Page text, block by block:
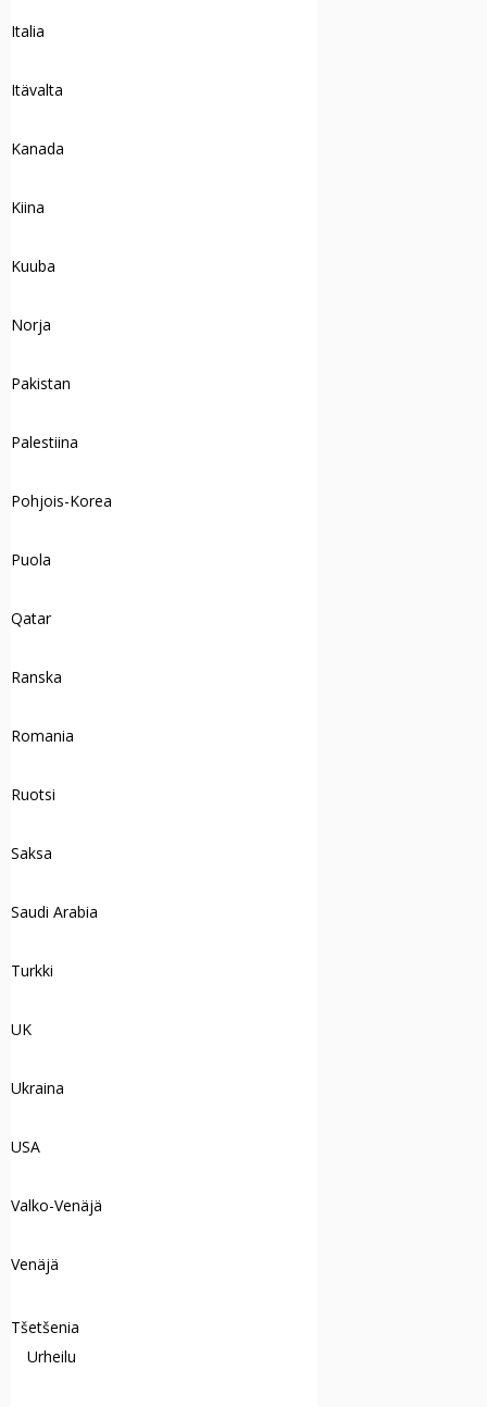
Italia
Itävalta
Kanada
Kiina
Kuuba
Norja
Pakistan
Palestiina
Pohjois-Korea
Puola
Qatar
Ranska
Romania
Ruotsi
Saksa
Saudi Arabia
Turkki
UK
Ukraina
USA
Valko-Venäjä
Venäjä
Tšetšenia
Urheilu